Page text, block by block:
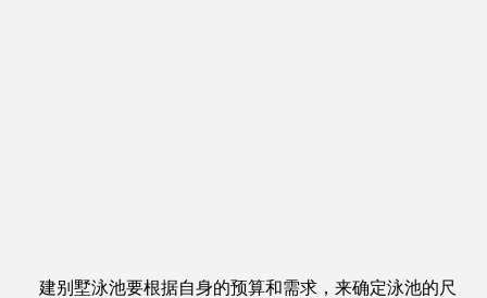
建别墅泳池要根据自身的预算和需求，来确定泳池的尺